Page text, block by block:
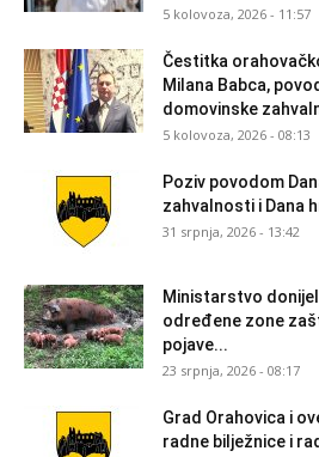
5 kolovoza, 2026 - 11:57
Čestitka
Milana Babca,
domovinske
5 kolovoza, 2026 - 08:13
Poziv povodom
zahvalnosti i Dana
31 srpnja, 2026 - 13:42
Ministarstvo
određene zone
pojave...
23 srpnja, 2026 - 08:17
Grad Orahovica i
radne bilježnice i